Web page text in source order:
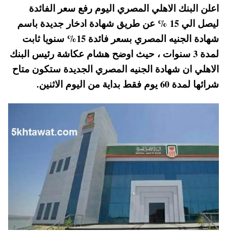
bo
ok
tte
r
er
es
t
ts
A
pp
اعلن البنك الاهلي المصري اليوم رفع سعر الفائدة
ليصل الي 15 % عن طريق شهادة ادخار جديدة باسم
شهادة الجنيه المصري بسعر فائدة 15% سنويا ثابت
لمدة 3 سنوات ، حيث اوضح هشام عكاشة رئيس البنك
الاهلي ان شهادة الجنيه المصري الجديدة ستكون متاح
شرائها لمدة 60 يوم فقط بداية من اليوم الاثنين.